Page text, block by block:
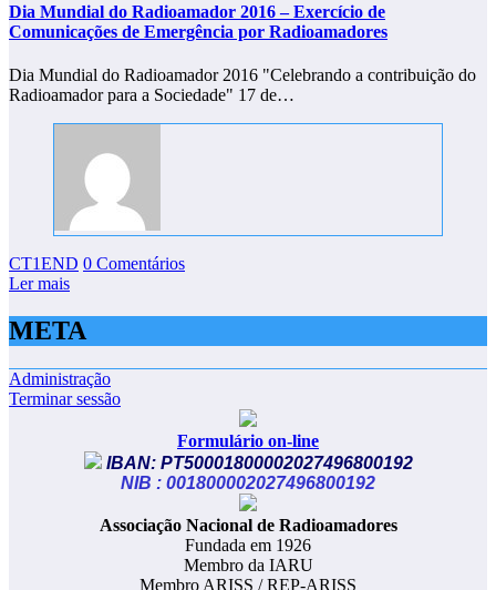
Dia Mundial do Radioamador 2016 – Exercício de
Comunicações de Emergência por Radioamadores
Dia Mundial do Radioamador 2016 "Celebrando a contribuição do
Radioamador para a Sociedade" 17 de…
CT1END 0 Comentários
Ler mais
META
Administração
Terminar sessão
Formulário on-line
IBAN: PT50001800002027496800192
NIB : 001800002027496800192
​Associação Nacional de Radioamadores
Fundada em 1926
Membro da IARU
Membro ARISS / REP-ARISS